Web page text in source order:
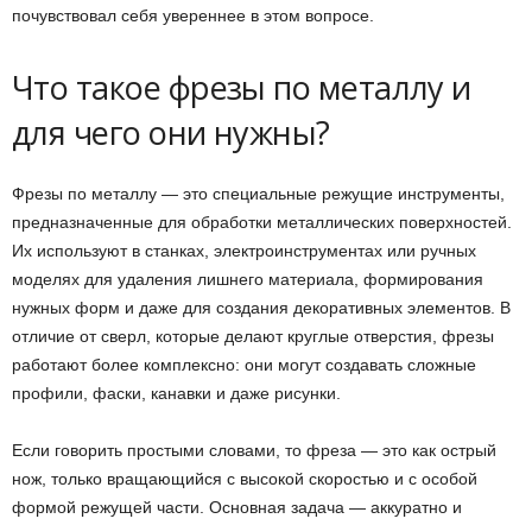
почувствовал себя увереннее в этом вопросе.
Что такое фрезы по металлу и
для чего они нужны?
Фрезы по металлу — это специальные режущие инструменты,
предназначенные для обработки металлических поверхностей.
Их используют в станках, электроинструментах или ручных
моделях для удаления лишнего материала, формирования
нужных форм и даже для создания декоративных элементов. В
отличие от сверл, которые делают круглые отверстия, фрезы
работают более комплексно: они могут создавать сложные
профили, фаски, канавки и даже рисунки.
Если говорить простыми словами, то фреза — это как острый
нож, только вращающийся с высокой скоростью и с особой
формой режущей части. Основная задача — аккуратно и